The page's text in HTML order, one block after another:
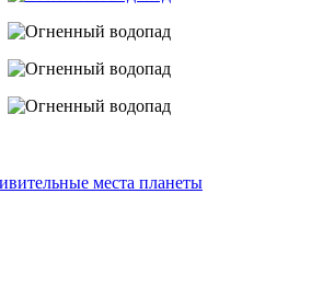
места планеты